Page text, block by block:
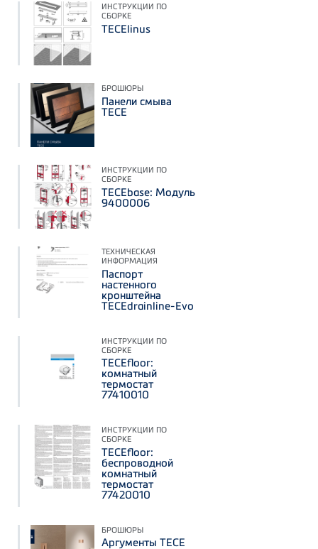
ИНСТРУКЦИИ ПО
СБОРКЕ
TECElinus
БРОШЮРЫ
Панели смыва
TECE
ИНСТРУКЦИИ ПО
СБОРКЕ
TECEbase: Модуль
9400006
ТЕХНИЧЕСКАЯ
ИНФОРМАЦИЯ
Паспорт
настенного
кронштейна
TECEdrainline-Evo
ИНСТРУКЦИИ ПО
СБОРКЕ
TECEfloor:
комнатный
термостат
77410010
ИНСТРУКЦИИ ПО
СБОРКЕ
TECEfloor:
беспроводной
комнатный
термостат
77420010
БРОШЮРЫ
Аргументы ТЕСЕ